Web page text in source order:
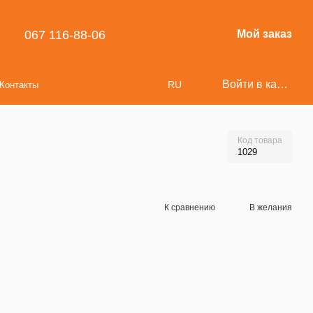
067 116-88-06 Мой заказ
Контакты RU Войти в кабинет
Код товара
1029
К сравнению В желания